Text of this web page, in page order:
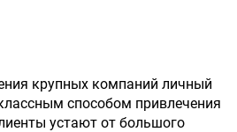
крупных компаний личный
способом привлечения
устают от большого